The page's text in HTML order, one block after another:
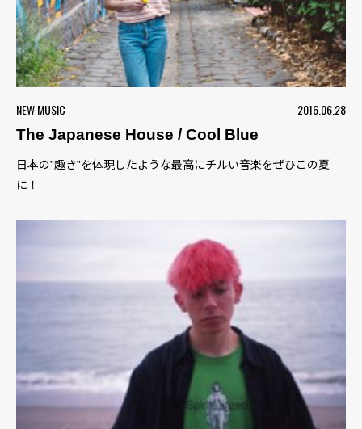
NEW MUSIC
2016.06.28
The Japanese House / Cool Blue
日本の”趣き”を体現したような最高にチルい音楽をぜひこの夏
に！